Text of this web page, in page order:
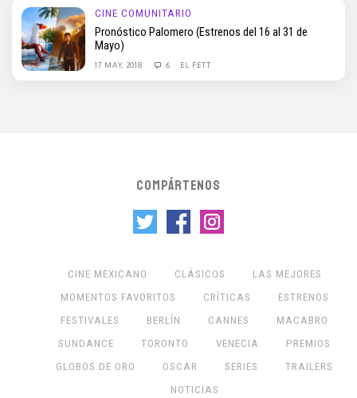
CINE COMUNITARIO
Pronóstico Palomero (Estrenos del 16 al 31 de
Mayo)
17 MAY, 2018 6 EL FETT
COMPÁRTENOS
CINE MEXICANO CLÁSICOS
LAS MEJORES
MOMENTOS FAVORITOS
CRÍTICAS
ESTRENOS
FESTIVALES
BERLÍN CANNES
MACABRO
SUNDANCE
TORONTO VENECIA
PREMIOS
GLOBOS DE ORO
OSCAR SERIES
TRAILERS
NOTICIAS